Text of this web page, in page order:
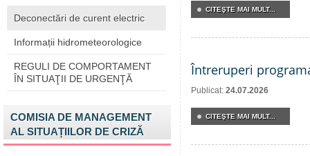
Deconectări de curent electric
Informații hidrometeorologice
REGULI DE COMPORTAMENT
ÎN SITUAŢII DE URGENŢĂ
COMISIA DE MANAGEMENT
AL SITUAȚIILOR DE CRIZĂ
CITEŞTE MAI MULT...
Întreruperi
Publicat: 24.07.2026
CITEŞTE MAI MULT...